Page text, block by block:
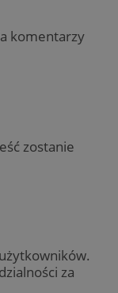
komentarzy
zostanie
za